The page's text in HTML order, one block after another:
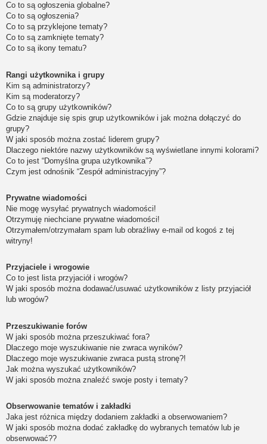
Co to są ogłoszenia globalne?
Co to są ogłoszenia?
Co to są przyklejone tematy?
Co to są zamknięte tematy?
Co to są ikony tematu?
Rangi użytkownika i grupy
Kim są administratorzy?
Kim są moderatorzy?
Co to są grupy użytkowników?
Gdzie znajduje się spis grup użytkowników i jak można dołączyć do
grupy?
W jaki sposób można zostać liderem grupy?
Dlaczego niektóre nazwy użytkowników są wyświetlane innymi kolorami?
Co to jest “Domyślna grupa użytkownika”?
Czym jest odnośnik “Zespół administracyjny”?
Prywatne wiadomości
Nie mogę wysyłać prywatnych wiadomości!
Otrzymuję niechciane prywatne wiadomości!
Otrzymałem/otrzymałam spam lub obraźliwy e-mail od kogoś z tej
witryny!
Przyjaciele i wrogowie
Co to jest lista przyjaciół i wrogów?
W jaki sposób można dodawać/usuwać użytkowników z listy przyjaciół
lub wrogów?
Przeszukiwanie forów
W jaki sposób można przeszukiwać fora?
Dlaczego moje wyszukiwanie nie zwraca wyników?
Dlaczego moje wyszukiwanie zwraca pustą stronę?!
Jak można wyszukać użytkowników?
W jaki sposób można znaleźć swoje posty i tematy?
Obserwowanie tematów i zakładki
Jaka jest różnica między dodaniem zakładki a obserwowaniem?
W jaki sposób można dodać zakładkę do wybranych tematów lub je
obserwować??